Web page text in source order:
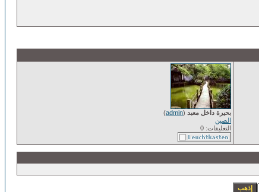
بحيرة داخل معبد (
admin
)
الصين
التعليقات: 0